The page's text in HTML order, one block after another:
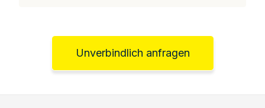
Unverbindlich anfragen